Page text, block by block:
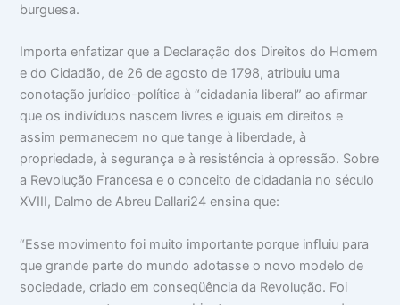
burguesa.
Importa enfatizar que a Declaração dos Direitos do Homem
e do Cidadão, de 26 de agosto de 1798, atribuiu uma
conotação jurídico-política à “cidadania liberal” ao aﬁrmar
que os indivíduos nascem livres e iguais em direitos e
assim permanecem no que tange à liberdade, à
propriedade, à segurança e à resistência à opressão. Sobre
a Revolução Francesa e o conceito de cidadania no século
XVIII, Dalmo de Abreu Dallari24 ensina que:
“Esse movimento foi muito importante porque inﬂuiu para
que grande parte do mundo adotasse o novo modelo de
sociedade, criado em conseqüência da Revolução. Foi